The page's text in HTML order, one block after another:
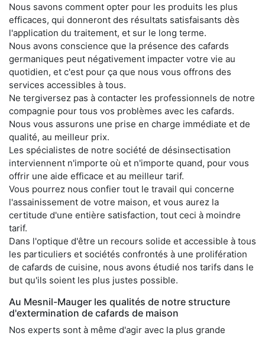
Nous savons comment opter pour les produits les plus
efficaces, qui donneront des résultats satisfaisants dès
l'application du traitement, et sur le long terme.
Nous avons conscience que la présence des cafards
germaniques peut négativement impacter votre vie au
quotidien, et c'est pour ça que nous vous offrons des
services accessibles à tous.
Ne tergiversez pas à contacter les professionnels de notre
compagnie pour tous vos problèmes avec les cafards.
Nous vous assurons une prise en charge immédiate et de
qualité, au meilleur prix.
Les spécialistes de notre société de désinsectisation
interviennent n'importe où et n'importe quand, pour vous
offrir une aide efficace et au meilleur tarif.
Vous pourrez nous confier tout le travail qui concerne
l'assainissement de votre maison, et vous aurez la
certitude d'une entière satisfaction, tout ceci à moindre
tarif.
Dans l'optique d'être un recours solide et accessible à tous
les particuliers et sociétés confrontés à une prolifération
de cafards de cuisine, nous avons étudié nos tarifs dans le
but qu'ils soient les plus justes possible.
Au Mesnil-Mauger les qualités de notre structure
d'extermination de cafards de maison
Nos experts sont à même d'agir avec la plus grande